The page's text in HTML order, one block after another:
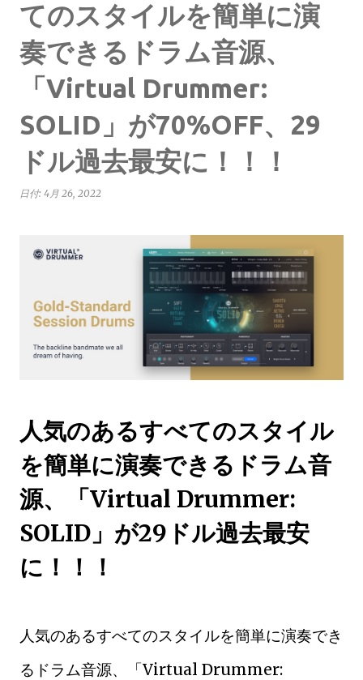
てのスタイルを簡単に演
奏できるドラム音源、
「Virtual Drummer:
SOLID」が70%OFF、29
ドル過去最安に！！！
日付: 4月 26, 2022
人気のあるすべてのスタイル
を簡単に演奏できるドラム音
源、「Virtual Drummer:
SOLID」が29ドル過去最安
に！！！
人気のあるすべてのスタイルを簡単に演奏でき
るドラム音源、「Virtual Drummer: